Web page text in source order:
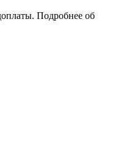
Подробнее об